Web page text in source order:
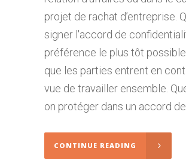
projet de rachat d’entreprise.
signer l'accord de
préférence le plus tôt
que les parties entrent en
vue de travailler ensemble.
on protéger dans un accord
CONTINUE READING